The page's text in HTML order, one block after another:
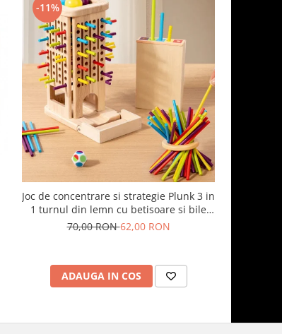
-11%
Joc de concentrare si strategie Plunk 3 in
1 turnul din lemn cu betisoare si bile
colorate
70,00 RON62,00 RON
ADAUGA IN COS